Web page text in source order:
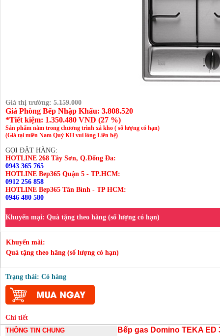
Giá thị trường: 5.159.000
Giá Phòng Bếp Nhập Khẩu: 3.808.520
*Tiết kiệm: 1.350.480 VND (27 %)
Sản phẩm nằm trong chương trình xả kho ( số lượng có hạn)
(Giá tại miền Nam Quý KH vui lòng Liên hệ)
GỌI ĐẶT HÀNG:
HOTLINE 268 Tây Sơn, Q.Đống Đa:
0943 365 765
HOTLINE Bep365 Quận 5 - TP.HCM:
0912 256 858
HOTLINE Bep365 Tân Bình - TP HCM:
0946 480 580
Khuyến mại: Quà tặng theo hãng (số lượng có hạn)
Khuyến mãi:
Quà tặng theo hãng (số lượng có hạn)
Trạng thái: Có hàng
Chi tiết
THÔNG TIN CHUNG
Bếp gas Domino TEKA ED